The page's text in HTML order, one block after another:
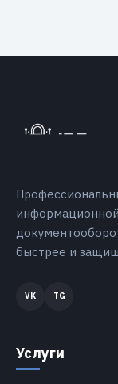
быстрее и
Услуги